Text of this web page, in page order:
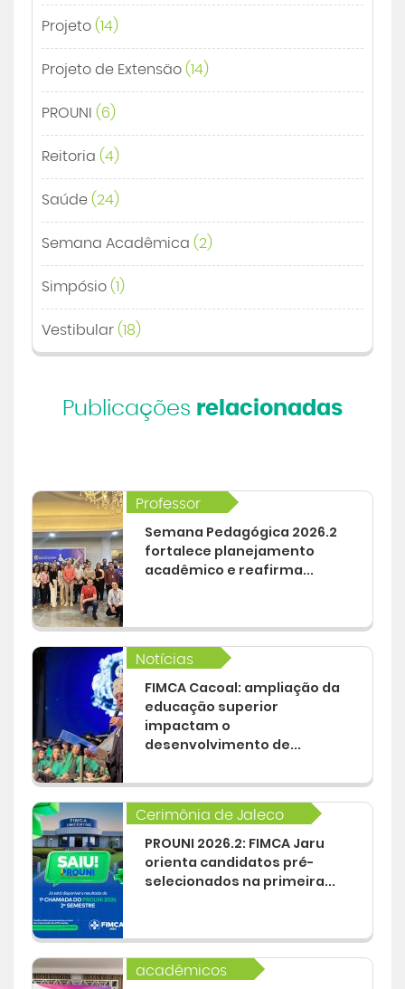
Projeto (14)
Projeto de Extensão (14)
PROUNI (6)
Reitoria (4)
Saúde (24)
Semana Acadêmica (2)
Simpósio (1)
Vestibular (18)
Publicações relacionadas
Professor
Semana Pedagógica 2026.2
fortalece planejamento
acadêmico e reafirma...
Notícias
FIMCA Cacoal: ampliação da
educação superior
impactam o
desenvolvimento de...
Cerimônia de Jaleco
PROUNI 2026.2: FIMCA Jaru
orienta candidatos pré-
selecionados na primeira...
acadêmicos